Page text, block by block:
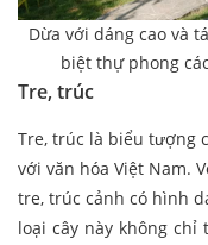
Dừa với dáng cao và
biệt thự phong
Tre, trúc
Tre, trúc là biểu tượng
với văn hóa Việt Nam.
tre, trúc cảnh có hình
loại cây này không